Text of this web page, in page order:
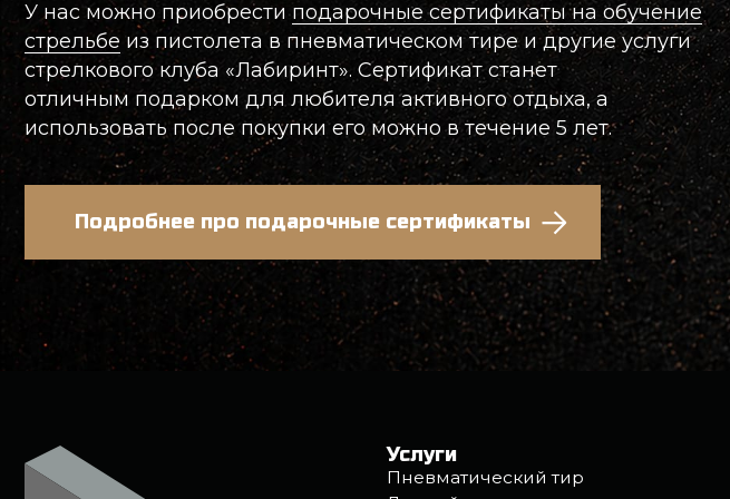
Услуги
Пневматический тир
Лучный тир
Метание ножей, лопат и топоров
Посещение с ребёнком
Сбор и разбор автомата Калашникова
Ремонт пневматики
©2026 «Стрелковый клуб Лабиринт» Политика обработки персональных данных